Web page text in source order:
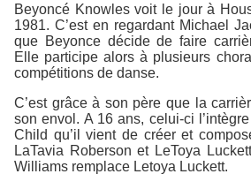
Beyoncé Knowles voit le jour à
1981. C’est en regardant Michael
que Beyonce décide de faire
Elle participe alors à plusieurs
compétitions de danse.
C’est grâce à son père que la
son envol. A 16 ans, celui-ci
Child qu’il vient de créer et
LaTavia Roberson et LeToya
Williams remplace Letoya Luckett.